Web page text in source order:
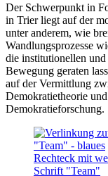
Der Schwerpunkt in
in Trier liegt auf der
unter anderem, wie
Wandlungsprozesse
die institutionellen
Bewegung geraten
auf der Vermittlung
Demokratietheorie
Demokratieforschung.